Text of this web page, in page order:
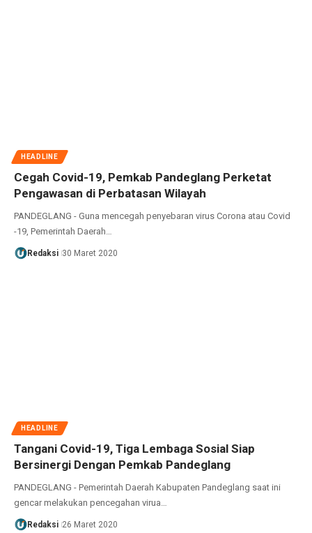
HEADLINE
Cegah Covid-19, Pemkab Pandeglang Perketat
Pengawasan di Perbatasan Wilayah
PANDEGLANG - Guna mencegah penyebaran virus Corona atau Covid
-19, Pemerintah Daerah…
Redaksi 30 Maret 2020
HEADLINE
Tangani Covid-19, Tiga Lembaga Sosial Siap
Bersinergi Dengan Pemkab Pandeglang
PANDEGLANG - Pemerintah Daerah Kabupaten Pandeglang saat ini
gencar melakukan pencegahan virua…
Redaksi 26 Maret 2020